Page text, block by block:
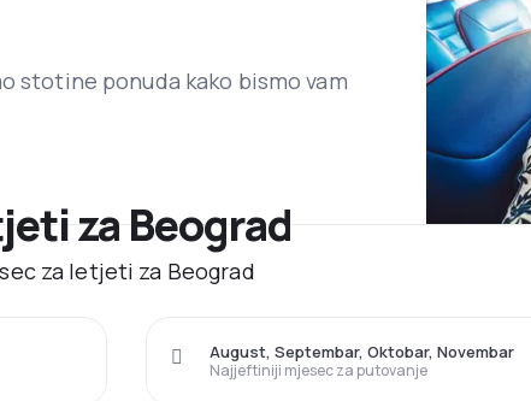
stotine ponuda kako bismo vam
za Beograd
za letjeti za Beograd
Najjeftiniji mjesec za putovanje
August, Septembar, Oktobar, Novembar